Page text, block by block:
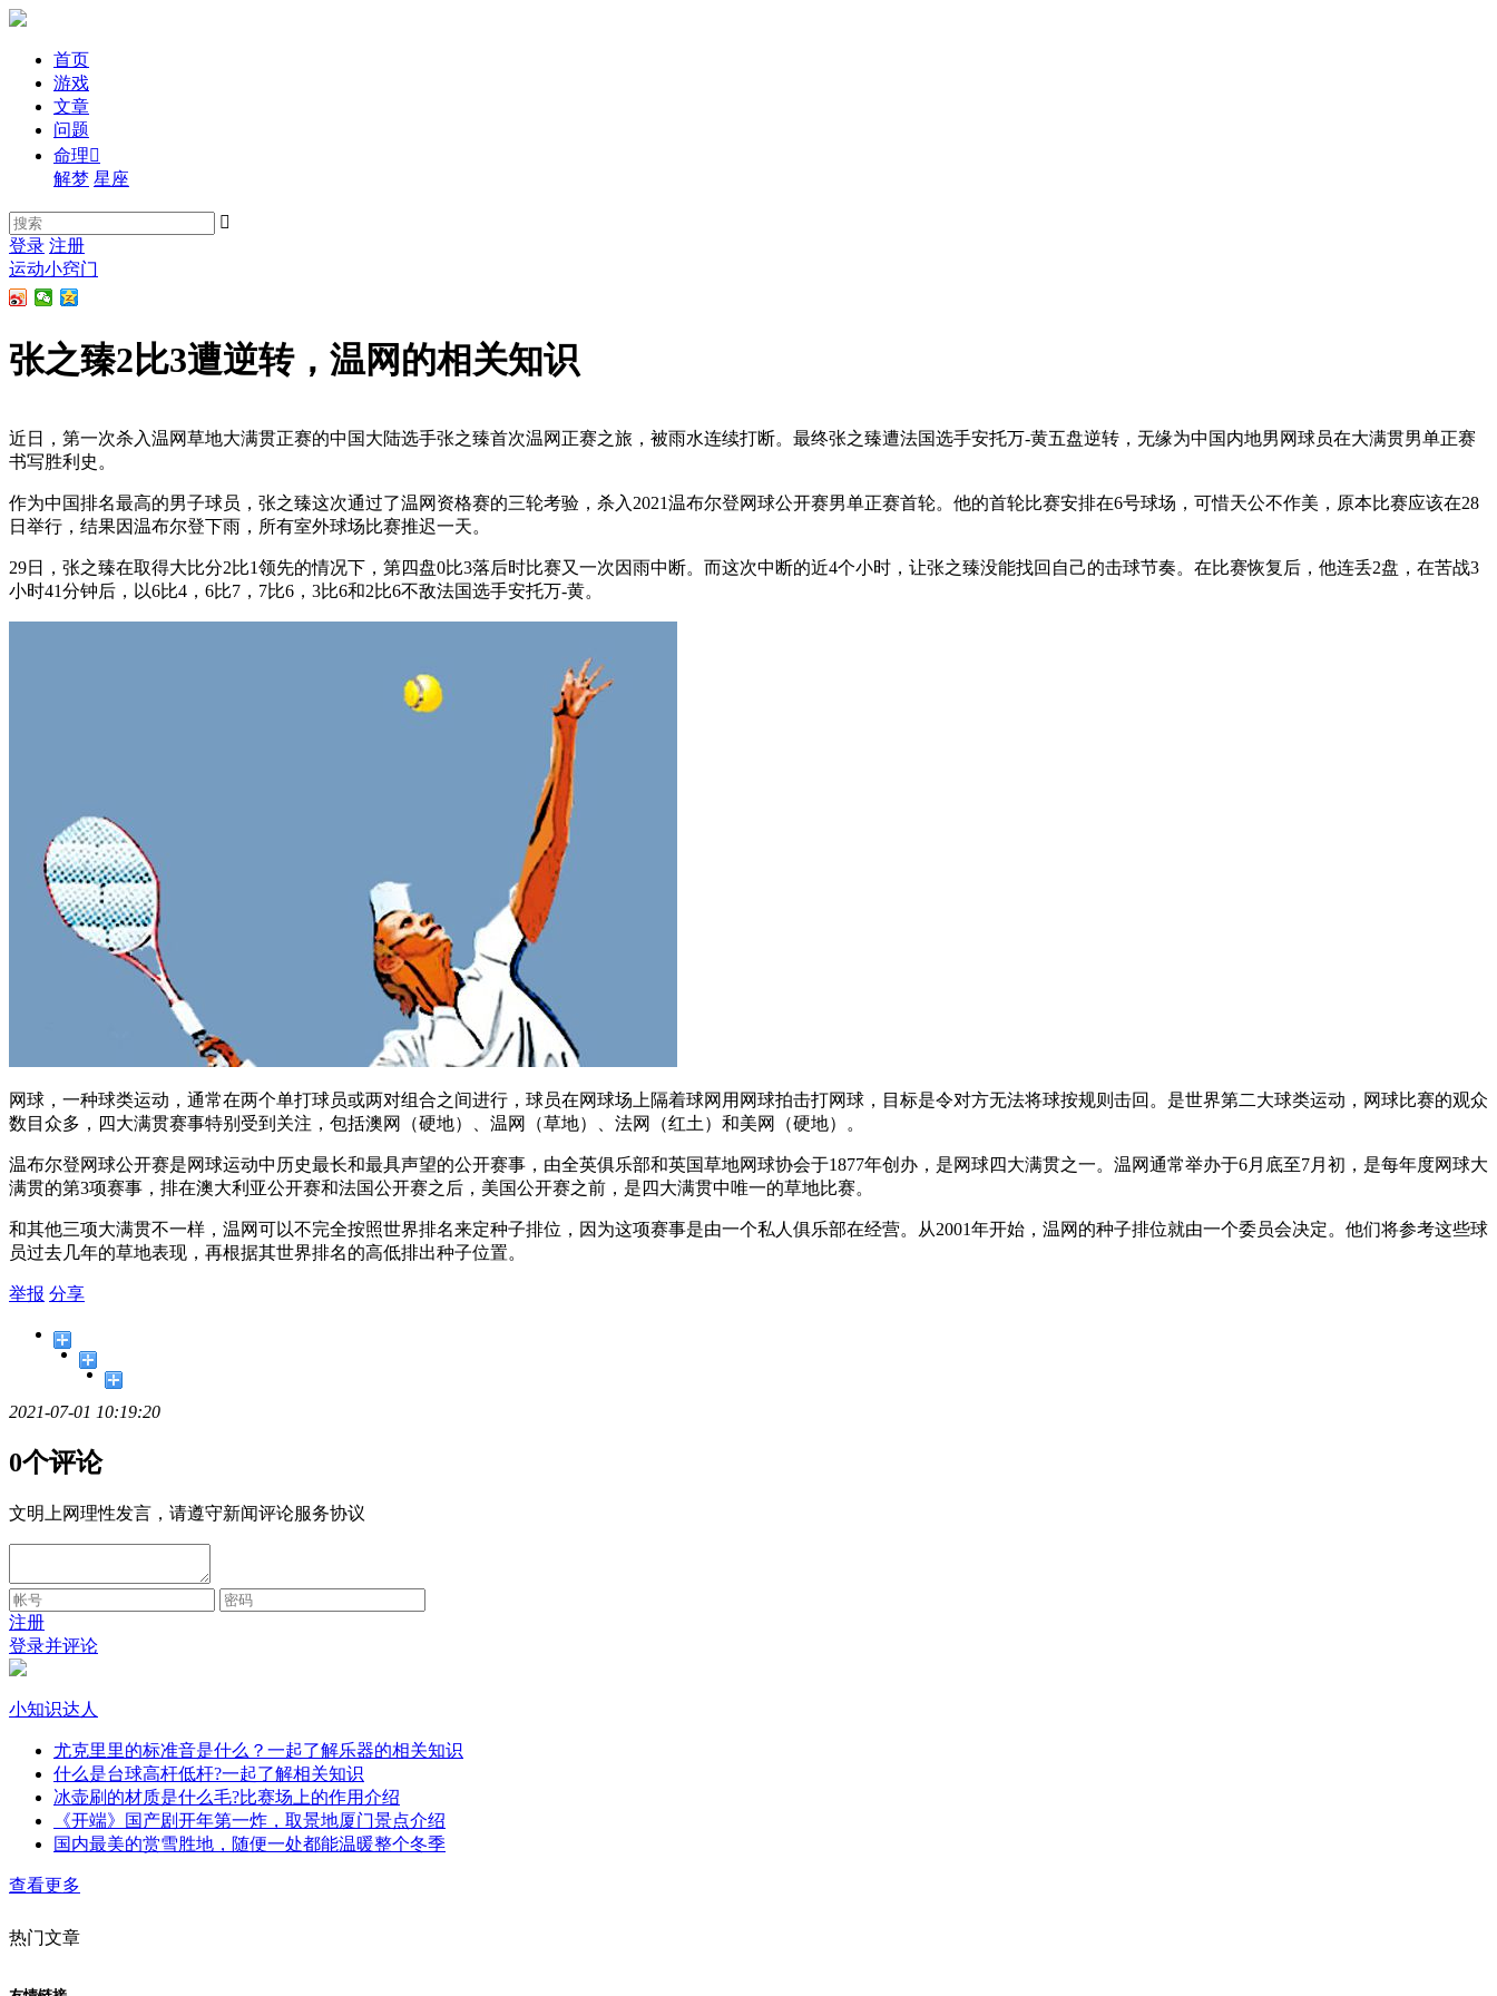
首页
游戏
文章
问题
命理
解梦 星座

登录 注册
运动小窍门
张之臻2比3遭逆转，温网的相关知识
近日，第一次杀入温网草地大满贯正赛的中国大陆选手张之臻首次温网正赛之旅，被雨水连续打断。最终张之臻遭法国选手安托万-黄五盘逆转，无缘为中国内地男网球员在大满贯男单正赛
书写胜利史。
作为中国排名最高的男子球员，张之臻这次通过了温网资格赛的三轮考验，杀入2021温布尔登网球公开赛男单正赛首轮。他的首轮比赛安排在6号球场，可惜天公不作美，原本比赛应该在28
日举行，结果因温布尔登下雨，所有室外球场比赛推迟一天。
29日，张之臻在取得大比分2比1领先的情况下，第四盘0比3落后时比赛又一次因雨中断。而这次中断的近4个小时，让张之臻没能找回自己的击球节奏。在比赛恢复后，他连丢2盘，在苦战3
小时41分钟后，以6比4，6比7，7比6，3比6和2比6不敌法国选手安托万-黄。
网球，一种球类运动，通常在两个单打球员或两对组合之间进行，球员在网球场上隔着球网用网球拍击打网球，目标是令对方无法将球按规则击回。是世界第二大球类运动，网球比赛的观众
数目众多，四大满贯赛事特别受到关注，包括澳网（硬地）、温网（草地）、法网（红土）和美网（硬地）。
温布尔登网球公开赛是网球运动中历史最长和最具声望的公开赛事，由全英俱乐部和英国草地网球协会于1877年创办，是网球四大满贯之一。温网通常举办于6月底至7月初，是每年度网球大
满贯的第3项赛事，排在澳大利亚公开赛和法国公开赛之后，美国公开赛之前，是四大满贯中唯一的草地比赛。
和其他三项大满贯不一样，温网可以不完全按照世界排名来定种子排位，因为这项赛事是由一个私人俱乐部在经营。从2001年开始，温网的种子排位就由一个委员会决定。他们将参考这些球
员过去几年的草地表现，再根据其世界排名的高低排出种子位置。
举报 分享
2021-07-01 10:19:20
0个评论
文明上网理性发言，请遵守新闻评论服务协议
注册
登录并评论
小知识达人
尤克里里的标准音是什么？一起了解乐器的相关知识
什么是台球高杆低杆?一起了解相关知识
冰壶刷的材质是什么毛?比赛场上的作用介绍
《开端》国产剧开年第一炸，取景地厦门景点介绍
国内最美的赏雪胜地，随便一处都能温暖整个冬季
查看更多
热门文章